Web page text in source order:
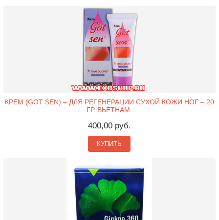
КРЕМ (GOT SEN) – ДЛЯ РЕГЕНЕРАЦИИ СУХОЙ КОЖИ НОГ – 20
ГР. ВЬЕТНАМ.
400,00 руб.
КУПИТЬ